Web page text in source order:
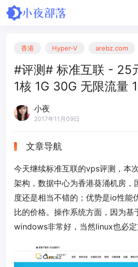
香港 Hyper-V arebz.com
#评测# 标准互联 - 25
1核 1G 30G 无限流量
小夜
2017年11月09日
文章导航
今天继续标准互联的vps评测，本
架构，数据中心为香港葵涌机房，
度还是相当不错的；优势是io性能
比的价格。操作系统方面，因为基
windows非常好，当然linux也必定